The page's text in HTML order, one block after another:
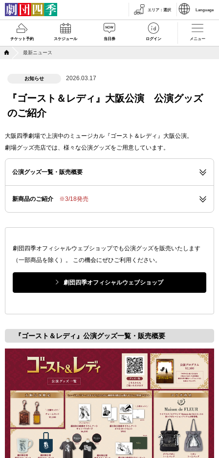
エリア ： 選択 Language
チケット予約 スケジュール 当日券 ログイン メニュー
最新ニュース
お知らせ 2026.03.17
『ゴースト＆レディ』大阪公演 公演グッズ
のご紹介
大阪四季劇場で上演中のミュージカル『ゴースト＆レディ』大阪公演。
劇場グッズ売店では、様々な公演グッズをご用意しています。
公演グッズ一覧・販売概要
新商品のご紹介 ※3/18発売
劇団四季オフィシャルウェブショップでも公演グッズを販売いたします
（一部商品を除く）。 この機会にぜひご利用ください。
劇団四季オフィシャルウェブショップ
『ゴースト＆レディ』公演グッズ一覧・販売概要